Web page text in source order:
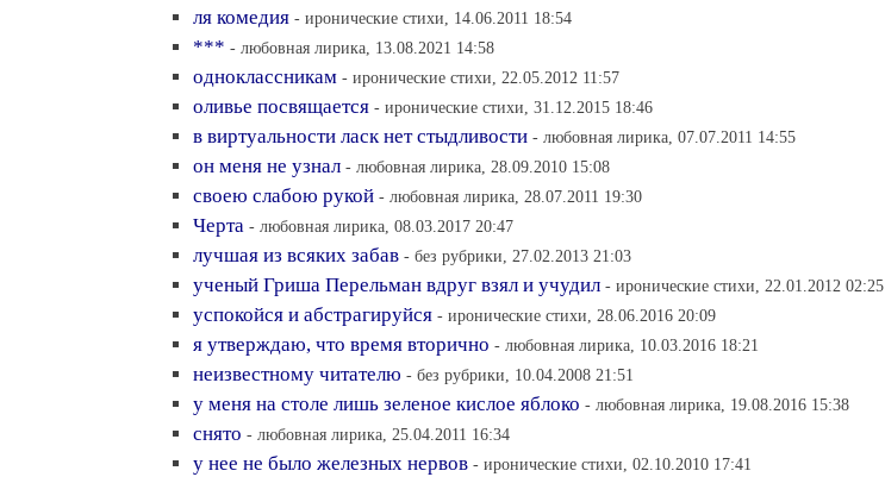
ля комедия - иронические стихи, 14.06.2011 18:54
*** - любовная лирика, 13.08.2021 14:58
одноклассникам - иронические стихи, 22.05.2012 11:57
оливье посвящается - иронические стихи, 31.12.2015 18:46
в виртуальности ласк нет стыдливости - любовная лирика, 07.07.2011 14:55
он меня не узнал - любовная лирика, 28.09.2010 15:08
своею слабою рукой - любовная лирика, 28.07.2011 19:30
Черта - любовная лирика, 08.03.2017 20:47
лучшая из всяких забав - без рубрики, 27.02.2013 21:03
ученый Гриша Перельман вдруг взял и учудил - иронические стихи, 22.01.2012 02:25
успокойся и абстрагируйся - иронические стихи, 28.06.2016 20:09
я утверждаю, что время вторично - любовная лирика, 10.03.2016 18:21
неизвестному читателю - без рубрики, 10.04.2008 21:51
у меня на столе лишь зеленое кислое яблоко - любовная лирика, 19.08.2016 15:38
снято - любовная лирика, 25.04.2011 16:34
у нее не было железных нервов - иронические стихи, 02.10.2010 17:41